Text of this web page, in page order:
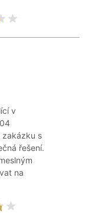
v
zakázku s
řešení.
na